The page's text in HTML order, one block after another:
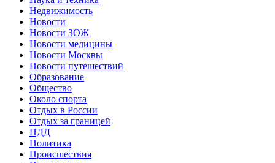
Недвижимость
Новости
Новости ЗОЖ
Новости медицины
Новости Москвы
Новости путешествий
Образование
Общество
Около спорта
Отдых в России
Отдых за границей
ПДД
Политика
Происшествия